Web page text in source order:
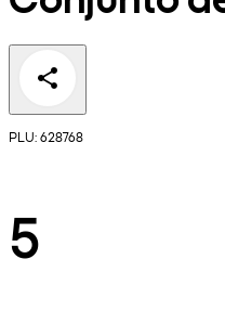
PLU: 628768
5